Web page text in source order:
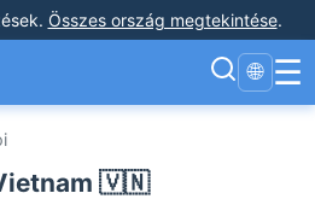
. Összes ország megtekintése.
🌐 ☰
🇻🇳